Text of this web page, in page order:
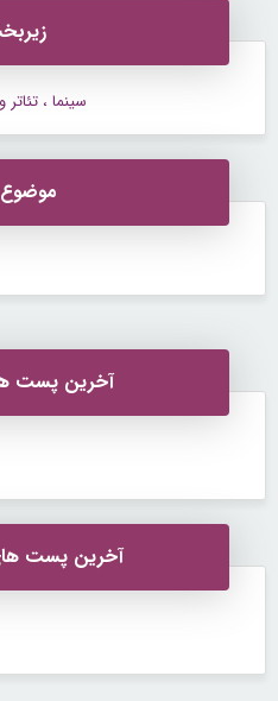
سینما ،
آخرین پست
آخرین پست